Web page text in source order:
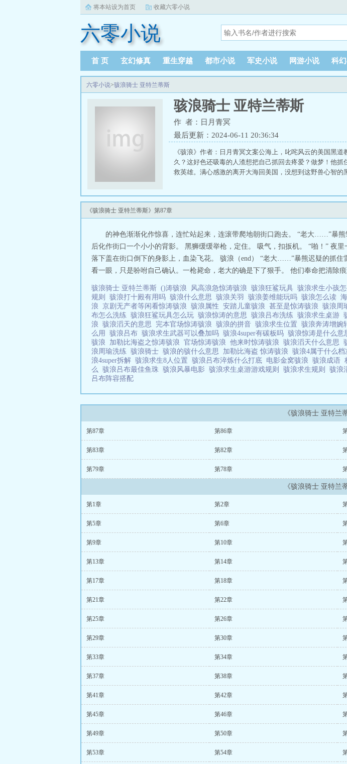
将本站设为首页 收藏六零小说
六零小说
首 页 玄幻修真 重生穿越 都市小说 军史小说 网游小说 科
六零小说>骇浪骑士 亚特兰蒂斯
骇浪骑士 亚特兰蒂斯
作 者：日月青冥
最后更新：2024-06-11 20:36:34
《骇浪》作者：日月青冥文案公海上，叱咤风云的美国黑
久？这好色还吸毒的人渣想把自己抓回去疼爱？做梦！他
救英雄。满心感激的离开大海回美国，没想到这野兽心智
《骇浪骑士 亚特兰蒂斯》第87章
的神色渐渐化作惊喜，连忙站起来，连滚带爬地朝街口跑去。 “老大……”暴
后化作街口一个小小的背影。 黑狮缓缓举枪，定住。 吸气，扣扳机。 “啪！” 夜
落下盖在街口倒下的身影上，血染飞花。 骇浪（end） “老大……”暴熊迟疑的抓
看一眼，只是吩咐自己确认。一枪毙命，老大的确是下了狠手。 他们奉命把清除
骇浪骑士 亚特兰蒂斯 ()涛骇浪 风高浪急惊涛骇浪 骇浪狂鲨玩具 骇浪求生小孩
规则 骇浪打十殿有用吗 骇浪什么意思 骇浪关羽 骇浪姜维能玩吗 骇浪怎么读
浪 京剧无产者等闲看惊涛骇浪 骇浪属性 安踏儿童骇浪 甚至是惊涛骇浪 骇浪周
布怎么洗练 骇浪狂鲨玩具怎么玩 骇浪惊涛的意思 骇浪吕布洗练 骇浪求生桌游
浪 骇浪滔天的意思 完本官场惊涛骇浪 骇浪的拼音 骇浪求生位置 骇浪奔涛增婉
么用 骇浪吕布 骇浪求生武器可以叠加吗 骇浪4super有碳板吗 骇浪惊涛是什么意
骇浪 加勒比海盗之惊涛骇浪 官场惊涛骇浪 他来时惊涛骇浪 骇浪滔天什么意思
浪周瑜洗练 骇浪骑士 骇浪的骇什么意思 加勒比海盗 惊涛骇浪 骇浪4属于什么档
浪4super拆解 骇浪求生8人位置 骇浪吕布淬炼什么打底 电影金窝骇浪 骇浪成语
么 骇浪吕布最佳鱼珠 骇浪风暴电影 骇浪求生桌游游戏规则 骇浪求生规则 骇浪
吕布阵容搭配
《骇浪骑士 亚特兰
第87章 第86章
第83章 第82章
第79章 第78章
《骇浪骑士 亚特兰
第1章 第2章
第5章 第6章
第9章 第10章
第13章 第14章
第17章 第18章
第21章 第22章
第25章 第26章
第29章 第30章
第33章 第34章
第37章 第38章
第41章 第42章
第45章 第46章
第49章 第50章
第53章 第54章